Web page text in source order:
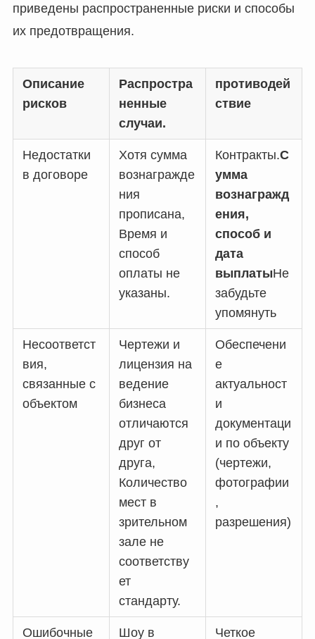
приведены распространенные риски и способы
их предотвращения.
Описание
рисков
Распростра
ненные
случаи.
противодей
ствие
Недостатки
в договоре
Хотя сумма
вознагражде
ния
прописана,
Время и
способ
оплаты не
указаны.
Контракты.С
умма
вознагражд
ения,
способ и
дата
выплатыНе
забудьте
упомянуть
Несоответст
вия,
связанные с
объектом
Чертежи и
лицензия на
ведение
бизнеса
отличаются
друг от
друга,
Количество
мест в
зрительном
зале не
соответству
ет
стандарту.
Обеспечени
е
актуальност
и
документаци
и по объекту
(чертежи,
фотографии
,
разрешения)
Ошибочные Шоу в Четкое